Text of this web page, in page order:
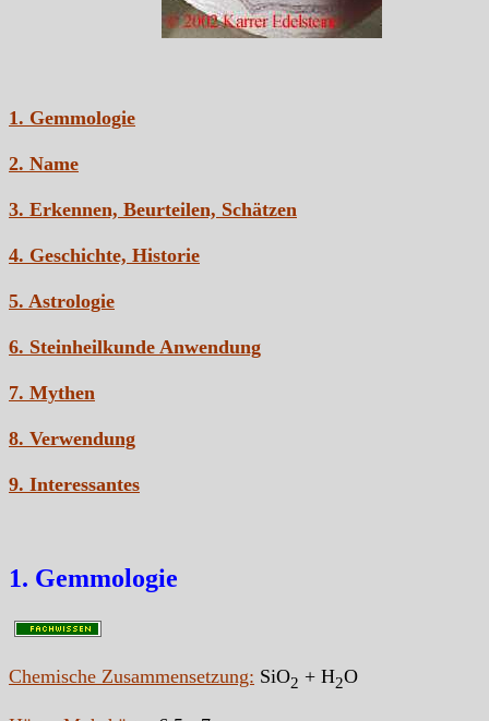
1. Gemmologie
2. Name
3. Erkennen, Beurteilen, Schätzen
4. Geschichte, Historie
5. Astrologie
6. Steinheilkunde Anwendung
7. Mythen
8. Verwendung
9. Interessantes
1. Gemmologie
Chemische Zusammensetzung: SiO2 + H2O